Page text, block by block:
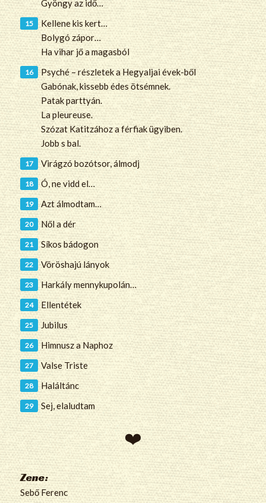
Gyöngy az idő…
Kellene kis kert…
Bolygó zápor…
Ha vihar jő a magasból
Psyché – részletek a Hegyaljai évek-ből
Gabónak, kissebb édes ötsémnek.
Patak parttyán.
La pleureuse.
Szózat Katitzához a férfiak ügyiben.
Jobb s bal.
Virágzó bozótsor, álmodj
Ó, ne vidd el…
Azt álmodtam…
Nől a dér
Síkos bádogon
Vöröshajú lányok
Harkály mennykupolán…
Ellentétek
Jubilus
Himnusz a Naphoz
Valse Triste
Haláltánc
Sej, elaludtam
Zene:
Sebő Ferenc